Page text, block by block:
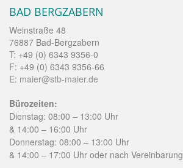
BAD BERGZABERN
Weinstraße 48
76887 Bad-Bergzabern
T: +49 (0) 6343 9356-0
F: +49 (0) 6343 9356-66
E: maier@stb-maier.de
Bürozeiten:
Dienstag: 08:00 – 13:00 Uhr
& 14:00 – 16:00 Uhr
Donnerstag: 08:00 – 13:00 Uhr
& 14:00 – 17:00 Uhr oder nach Vereinbarung